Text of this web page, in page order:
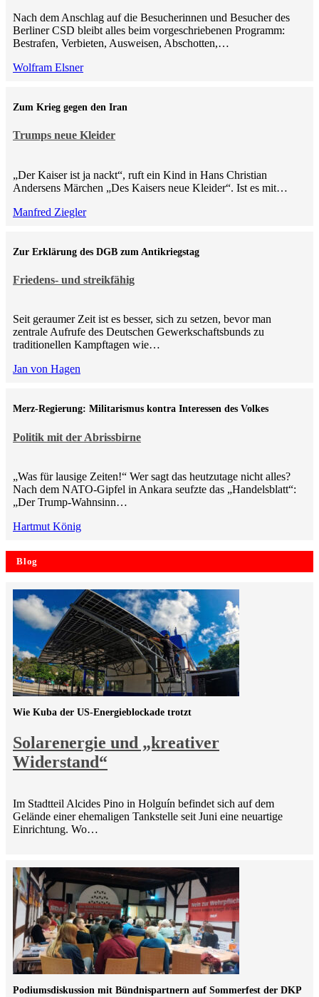
Nach dem Anschlag auf die Besucherinnen und Besucher des
Berliner CSD bleibt alles beim vorgeschriebenen Programm:
Bestrafen, Verbieten, Ausweisen, Abschotten,…
Wolfram Elsner
Trumps neue Kleider
Zum Krieg gegen den Iran
„Der Kaiser ist ja nackt“, ruft ein Kind in Hans Christian
Andersens Märchen „Des Kaisers neue Kleider“. Ist es mit…
Manfred Ziegler
Friedens- und streikfähig
Zur Erklärung des DGB zum Antikriegstag
Seit geraumer Zeit ist es besser, sich zu setzen, bevor man
zentrale Aufrufe des Deutschen Gewerkschaftsbunds zu
traditionellen Kampftagen wie…
Jan von Hagen
Politik mit der Abrissbirne
Merz-Regierung: Militarismus kontra Inte­ressen des Volkes
„Was für lausige Zeiten!“ Wer sagt das heutzutage nicht alles?
Nach dem NATO-Gipfel in Ankara seufzte das „Handelsblatt“:
„Der Trump-Wahnsinn…
Hartmut König
Blog
Solarenergie und „kreativer
Widerstand“
Wie Kuba der US-Energieblockade trotzt
Im Stadtteil Alcides Pino in Holguín befindet sich auf dem
Gelände einer ehemaligen Tankstelle seit Juni eine neuartige
Einrichtung. Wo…
Podiumsdiskussion mit Bündnispartnern auf Sommerfest der DKP